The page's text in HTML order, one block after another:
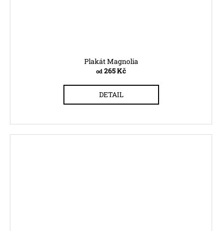
Plakát Magnolia
od 265 Kč
DETAIL